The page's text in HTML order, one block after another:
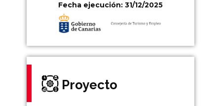
Fecha ejecución: 31/12/2025
Proyecto